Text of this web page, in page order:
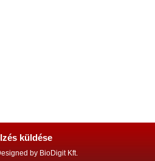
küldése
by BioDigit Kft.